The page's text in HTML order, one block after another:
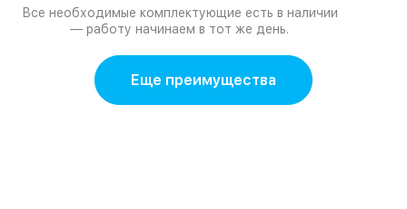
Все необходимые комплектующие есть в наличии
— работу начинаем в тот же день.
Еще преимущества